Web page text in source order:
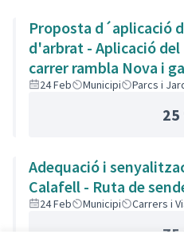
Proposta d´aplicació
d'arbrat - Aplicació
carrer rambla Nova i
pla director d'arbrat
i Garrotxa - Poda de
24 Feb Municipi Parcs i
25
Adequació i
Calafell - Ruta de
24 Feb Municipi Carrers i
75